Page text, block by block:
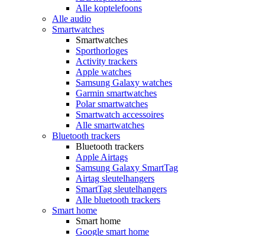
Alle koptelefoons
Alle audio
Smartwatches
Smartwatches
Sporthorloges
Activity trackers
Apple watches
Samsung Galaxy watches
Garmin smartwatches
Polar smartwatches
Smartwatch accessoires
Alle smartwatches
Bluetooth trackers
Bluetooth trackers
Apple Airtags
Samsung Galaxy SmartTag
Airtag sleutelhangers
SmartTag sleutelhangers
Alle bluetooth trackers
Smart home
Smart home
Google smart home